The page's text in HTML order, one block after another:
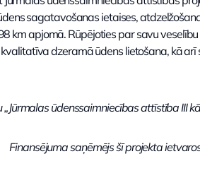
sagatavošanas ietaises,
km apjomā. Rūpējoties par savu
dzeramā ūdens lietošana, kā
„Jūrmalas ūdenssaimniecības attīstība III
Finansējuma saņēmējs šī projekta